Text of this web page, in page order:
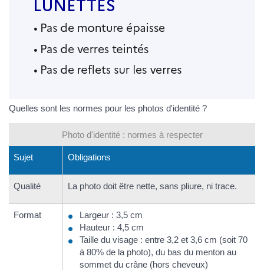
Quelles sont les normes pour les photos d'identité ?
Photo d'identité : normes à respecter
Sujet Obligations
Qualité La photo doit être nette, sans pliure, ni trace.
Format
Largeur : 3,5 cm
Hauteur : 4,5 cm
Taille du visage : entre 3,2 et 3,6 cm (soit 70
à 80% de la photo), du bas du menton au
sommet du crâne (hors cheveux)